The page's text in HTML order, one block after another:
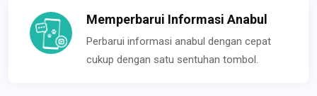
Memperbarui Informasi Anabul
Perbarui informasi anabul dengan cepat
cukup dengan satu sentuhan tombol.